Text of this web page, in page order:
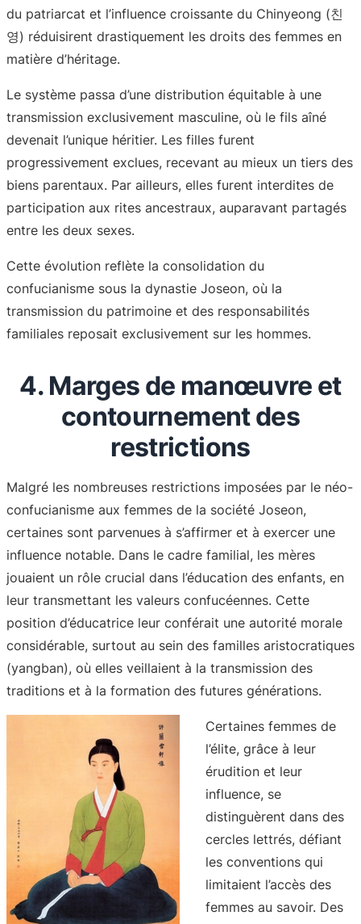
du patriarcat et l’influence croissante du Chinyeong (친
영) réduisirent drastiquement les droits des femmes en
matière d’héritage.
Le système passa d’une distribution équitable à une
transmission exclusivement masculine, où le fils aîné
devenait l’unique héritier. Les filles furent
progressivement exclues, recevant au mieux un tiers des
biens parentaux. Par ailleurs, elles furent interdites de
participation aux rites ancestraux, auparavant partagés
entre les deux sexes.
Cette évolution reflète la consolidation du
confucianisme sous la dynastie Joseon, où la
transmission du patrimoine et des responsabilités
familiales reposait exclusivement sur les hommes.
4. Marges de manœuvre et
contournement des
restrictions
Malgré les nombreuses restrictions imposées par le néo-
confucianisme aux femmes de la société Joseon,
certaines sont parvenues à s’affirmer et à exercer une
influence notable. Dans le cadre familial, les mères
jouaient un rôle crucial dans l’éducation des enfants, en
leur transmettant les valeurs confucéennes. Cette
position d’éducatrice leur conférait une autorité morale
considérable, surtout au sein des familles aristocratiques
(yangban), où elles veillaient à la transmission des
traditions et à la formation des futures générations.
Certaines femmes de
l’élite, grâce à leur
érudition et leur
influence, se
distinguèrent dans des
cercles lettrés, défiant
les conventions qui
limitaient l’accès des
femmes au savoir. Des